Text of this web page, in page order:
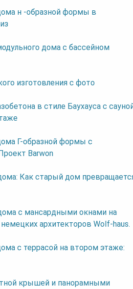
н -образной формы в
дома с бассейном
изготовления с фото
в стиле Баухауса с
Г-образной формы с
Barwon
Как старый дом
с мансардными окнами на
архитекторов Wolf-haus.
с террасой на втором этаже:
крышей и панорамными